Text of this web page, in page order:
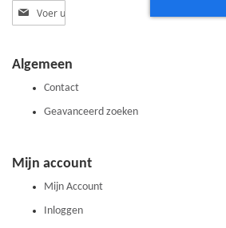
Abonneer
u
nieuwsbrief
Algemeen
Contact
Geavanceerd zoeken
Mijn account
Mijn Account
Inloggen